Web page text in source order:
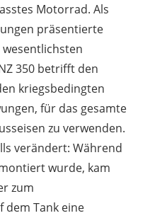
Motorrad. Als
präsentierte
wesentlichsten
350 betrifft den
kriegsbedingten
für das gesamte
zu verwenden.
verändert: Während
wurde, kam
zum
dem Tank eine